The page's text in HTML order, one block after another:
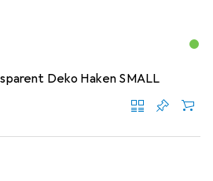
Deko Haken SMALL